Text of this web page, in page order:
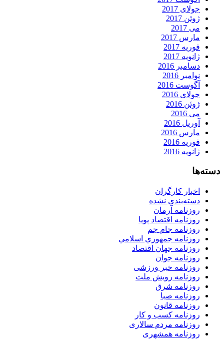
جولای 2017
ژوئن 2017
می 2017
مارس 2017
فوریه 2017
ژانویه 2017
دسامبر 2016
نوامبر 2016
آگوست 2016
جولای 2016
ژوئن 2016
می 2016
آوریل 2016
مارس 2016
فوریه 2016
ژانویه 2016
دسته‌ها
اخبار کارگران
دسته‌بندی نشده
روزنامه آرمان
روزنامه اقتصاد پویا
روزنامه جام جم
روزنامه جمهوري اسلامي
روزنامه جهان اقتصاد
روزنامه جوان
روزنامه خبر ورزشى
روزنامه رویش ملت
روزنامه شرق
روزنامه صبا
روزنامه قانون
روزنامه كسب و كار
روزنامه مردم سالاری
روزنامه همشهری